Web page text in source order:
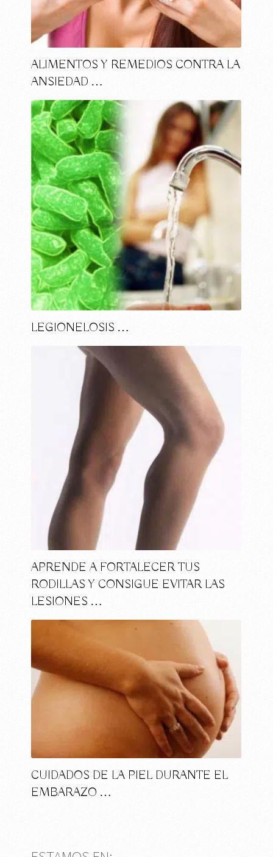
ALIMENTOS Y REMEDIOS CONTRA LA
ANSIEDAD …
LEGIONELOSIS …
APRENDE A FORTALECER TUS
RODILLAS Y CONSIGUE EVITAR LAS
LESIONES …
CUIDADOS DE LA PIEL DURANTE EL
EMBARAZO …